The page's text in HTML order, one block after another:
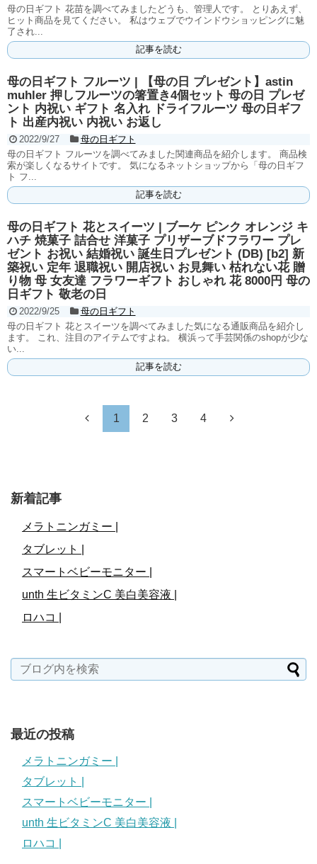
母の日ギフト 花苗を調べてみましたどうも、管理人です。 とりあえず、
ヒット商品を見てください。 私はウェブでウインドウショッピングに魅
了され...
記事を読む
母の日ギフト フルーツ | 【母の日 プレゼント】astin
muhler 押しフルーツの箸置き4個セット 母の日 プレゼ
ント 内祝い ギフト 名入れ ドライフルーツ 母の日ギフ
ト 出産内祝い 内祝い お返し
2022/9/27
母の日ギフト
母の日ギフト フルーツを調べてみました関連商品を紹介します。 商品検
索が楽しくなるサイトです。 気になるネットショップから「母の日ギフ
ト フ...
記事を読む
母の日ギフト 花とスイーツ | ブーケ ピンク オレンジ キ
ハチ 焼菓子 詰合せ 洋菓子 プリザーブドフラワー プレ
ゼント お祝い 結婚祝い 誕生日プレゼント (DB) [b2] 新
築祝い 定年 退職祝い 開店祝い お見舞い 枯れない花 贈
り物 母 女友達 フラワーギフト おしゃれ 花 8000円 母の
日ギフト 敬老の日
2022/9/25
母の日ギフト
母の日ギフト 花とスイーツを調べてみました気になる通販商品を紹介し
ます。 これ、注目のアイテムですよね。 横浜って手芸関係のshopが少な
い...
記事を読む
1 2 3 4
新着記事
メラトニンガミー |
タブレット |
スマートベビーモニター |
unth 生ビタミンC 美白美容液 |
ロハコ |
最近の投稿
メラトニンガミー |
タブレット |
スマートベビーモニター |
unth 生ビタミンC 美白美容液 |
ロハコ |